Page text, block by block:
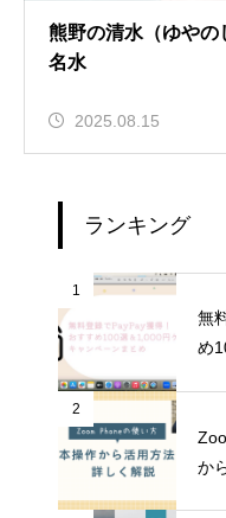
熊野の清水（ゆやの
名水
2025.08.15
ランキング
1
無
め
2
か